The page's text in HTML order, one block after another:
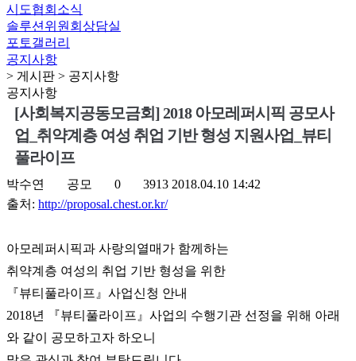
시도협회소식
솔루션위원회상담실
포토갤러리
공지사항
> 게시판 > 공지사항
공지사항
[사회복지공동모금회] 2018 아모레퍼시픽 공모사
업_취약계층 여성 취업 기반 형성 지원사업_뷰티
풀라이프
박수연 공모 0 3913 2018.04.10 14:42
출처: http://proposal.chest.or.kr/
아모레퍼시픽과 사랑의열매가 함께하는
취약계층 여성의 취업 기반 형성을 위한
『뷰티풀라이프』사업신청 안내
2018년 『뷰티풀라이프』사업의 수행기관 선정을 위해 아래
와 같이 공모하고자 하오니